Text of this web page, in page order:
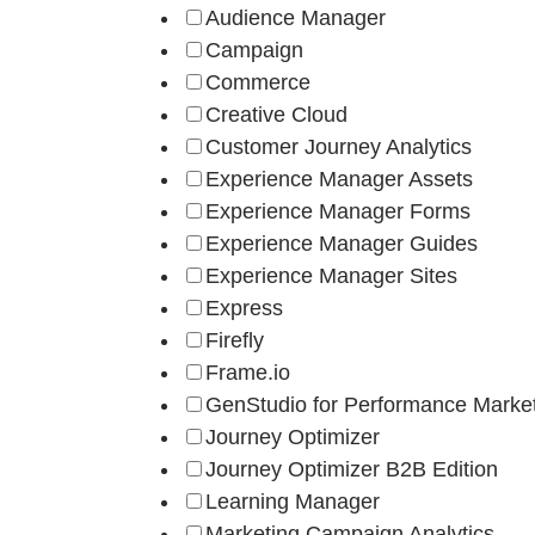
Audience Manager
Campaign
Commerce
Creative Cloud
Customer Journey Analytics
Experience Manager Assets
Experience Manager Forms
Experience Manager Guides
Experience Manager Sites
Express
Firefly
Frame.io
GenStudio for Performance
Journey Optimizer
Journey Optimizer B2B Edition
Learning Manager